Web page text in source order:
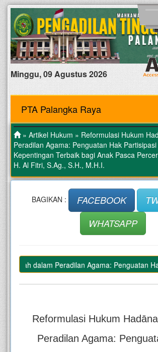
Minggu, 09 Agustus 2026
PTA Palangka Raya
» Artikel Hukum » Reformulasi Hukum
Peradilan Agama: Penguatan Hak
Kepentingan Terbaik bagi Anak Pasca
H. Al Fitri, S.Ag., S.H., M.H.I.
BAGIKAN : FACEBOOK
WHATSAPP
dalam Peradilan Agama: Penguatan
Reformulasi Hukum
Peradilan Agama: